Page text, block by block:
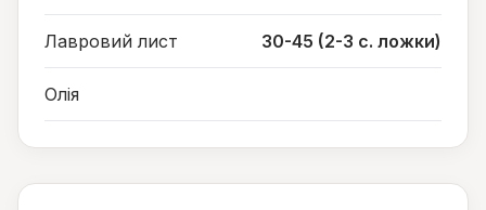
Лавровий лист 30-45 (2-3 с. ложки)
Олія